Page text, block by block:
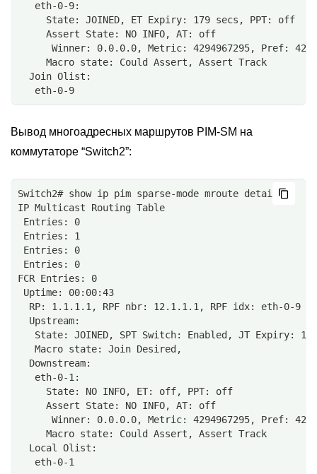
   eth-0-9:
     State: JOINED, ET Expiry: 179 secs, PPT: off
     Assert State: NO INFO, AT: off
Winner: 0.0.0.0, Metric: 4294967295, Pref:
     Macro state: Could Assert, Assert Track
  Join Olist:
   eth-0-9
Вывод многоадресных маршрутов PIM-SM на
коммутаторе “Switch2”:
Switch2# show ip pim sparse-mode mroute detail
IP Multicast Routing Table
Entries: 0
Entries: 1
Entries: 0
Entries: 0
FCR Entries: 0
Uptime: 00:00:43
  RP: 1.1.1.1, RPF nbr: 12.1.1.1, RPF idx: eth-0-9
  Upstream:
State: JOINED, SPT Switch: Enabled, JT Expiry: 18
   Macro state: Join Desired,
  Downstream:
   eth-0-1:
     State: NO INFO, ET: off, PPT: off
     Assert State: NO INFO, AT: off
Winner: 0.0.0.0, Metric: 4294967295, Pref:
     Macro state: Could Assert, Assert Track
  Local Olist:
   eth-0-1